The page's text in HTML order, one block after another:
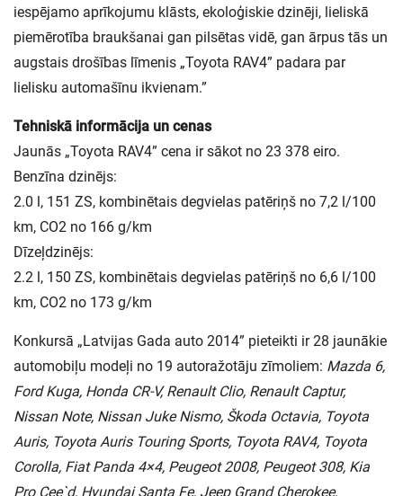
iespējamo aprīkojumu klāsts, ekoloģiskie dzinēji, lieliskā
piemērotība braukšanai gan pilsētas vidē, gan ārpus tās un
augstais drošības līmenis „Toyota RAV4” padara par
lielisku automašīnu ikvienam.”
Tehniskā informācija un cenas
Jaunās „Toyota RAV4” cena ir sākot no 23 378 eiro.
Benzīna dzinējs:
2.0 l, 151 ZS, kombinētais degvielas patēriņš no 7,2 l/100
km, CO2 no 166 g/km
Dīzeļdzinējs:
2.2 l, 150 ZS, kombinētais degvielas patēriņš no 6,6 l/100
km, CO2 no 173 g/km
Konkursā „Latvijas Gada auto 2014” pieteikti ir 28 jaunākie
automobiļu modeļi no 19 autoražotāju zīmoliem: Mazda 6,
Ford Kuga, Honda CR-V, Renault Clio, Renault Captur,
Nissan Note, Nissan Juke Nismo, Škoda Octavia, Toyota
Auris, Toyota Auris Touring Sports, Toyota RAV4, Toyota
Corolla, Fiat Panda 4×4, Peugeot 2008, Peugeot 308, Kia
Pro Cee`d, Hyundai Santa Fe, Jeep Grand Cherokee,